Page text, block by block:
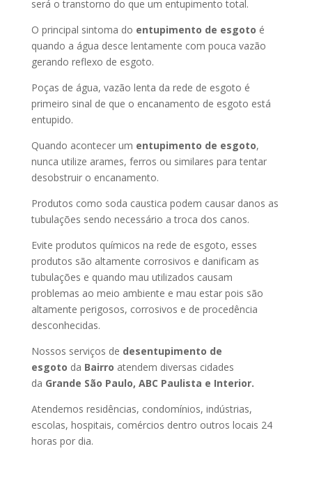
será o transtorno do que um entupimento total.
O principal sintoma do entupimento de esgoto é
quando a água desce lentamente com pouca vazão
gerando reflexo de esgoto.
Poças de água, vazão lenta da rede de esgoto é
primeiro sinal de que o encanamento de esgoto está
entupido.
Quando acontecer um entupimento de esgoto,
nunca utilize arames, ferros ou similares para tentar
desobstruir o encanamento.
Produtos como soda caustica podem causar danos as
tubulações sendo necessário a troca dos canos.
Evite produtos químicos na rede de esgoto, esses
produtos são altamente corrosivos e danificam as
tubulações e quando mau utilizados causam
problemas ao meio ambiente e mau estar pois são
altamente perigosos, corrosivos e de procedência
desconhecidas.
Nossos serviços de desentupimento de
esgoto da Bairro atendem diversas cidades
da Grande São Paulo, ABC Paulista e Interior.
Atendemos residências, condomínios, indústrias,
escolas, hospitais, comércios dentro outros locais 24
horas por dia.